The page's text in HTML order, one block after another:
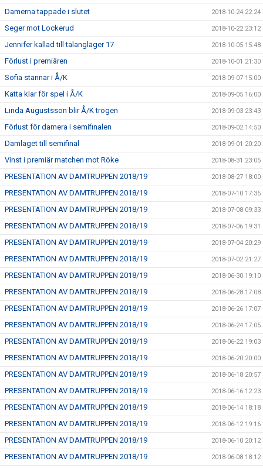
Damerna tappade i slutet 2018-10-24 22:24
Seger mot Lockerud 2018-10-22 23:12
Jennifer kallad till talangläger 17 2018-10-05 15:48
Förlust i premiären 2018-10-01 21:30
Sofia stannar i Å/K 2018-09-07 15:00
Katta klar för spel i Å/K 2018-09-05 16:00
Linda Augustsson blir Å/K trogen 2018-09-03 23:43
Förlust för damera i semifinalen 2018-09-02 14:50
Damlaget till semifinal 2018-09-01 20:20
Vinst i premiär matchen mot Röke 2018-08-31 23:05
PRESENTATION AV DAMTRUPPEN 2018/19 2018-08-27 18:00
PRESENTATION AV DAMTRUPPEN 2018/19 2018-07-10 17:35
PRESENTATION AV DAMTRUPPEN 2018/19 2018-07-08 09:33
PRESENTATION AV DAMTRUPPEN 2018/19 2018-07-06 19:31
PRESENTATION AV DAMTRUPPEN 2018/19 2018-07-04 20:29
PRESENTATION AV DAMTRUPPEN 2018/19 2018-07-02 21:27
PRESENTATION AV DAMTRUPPEN 2018/19 2018-06-30 19:10
PRESENTATION AV DAMTRUPPEN 2018/19 2018-06-28 17:08
PRESENTATION AV DAMTRUPPEN 2018/19 2018-06-26 17:07
PRESENTATION AV DAMTRUPPEN 2018/19 2018-06-24 17:05
PRESENTATION AV DAMTRUPPEN 2018/19 2018-06-22 19:03
PRESENTATION AV DAMTRUPPEN 2018/19 2018-06-20 20:00
PRESENTATION AV DAMTRUPPEN 2018/19 2018-06-18 20:57
PRESENTATION AV DAMTRUPPEN 2018/19 2018-06-16 12:23
PRESENTATION AV DAMTRUPPEN 2018/19 2018-06-14 18:18
PRESENTATION AV DAMTRUPPEN 2018/19 2018-06-12 19:16
PRESENTATION AV DAMTRUPPEN 2018/19 2018-06-10 20:12
PRESENTATION AV DAMTRUPPEN 2018/19 2018-06-08 18:12